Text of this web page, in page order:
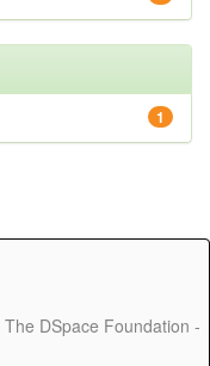
1
DSpace Foundation -